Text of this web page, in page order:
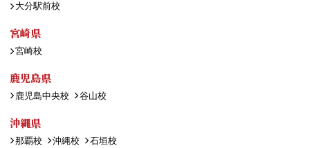
大分駅前校
宮崎県
宮崎校
鹿児島県
鹿児島中央校 谷山校
沖縄県
那覇校 沖縄校 石垣校